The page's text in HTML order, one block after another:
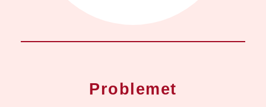
Problemet